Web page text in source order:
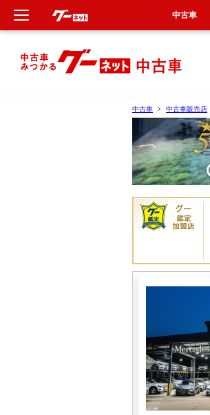
中古車 中古車販売店
中古車
新車